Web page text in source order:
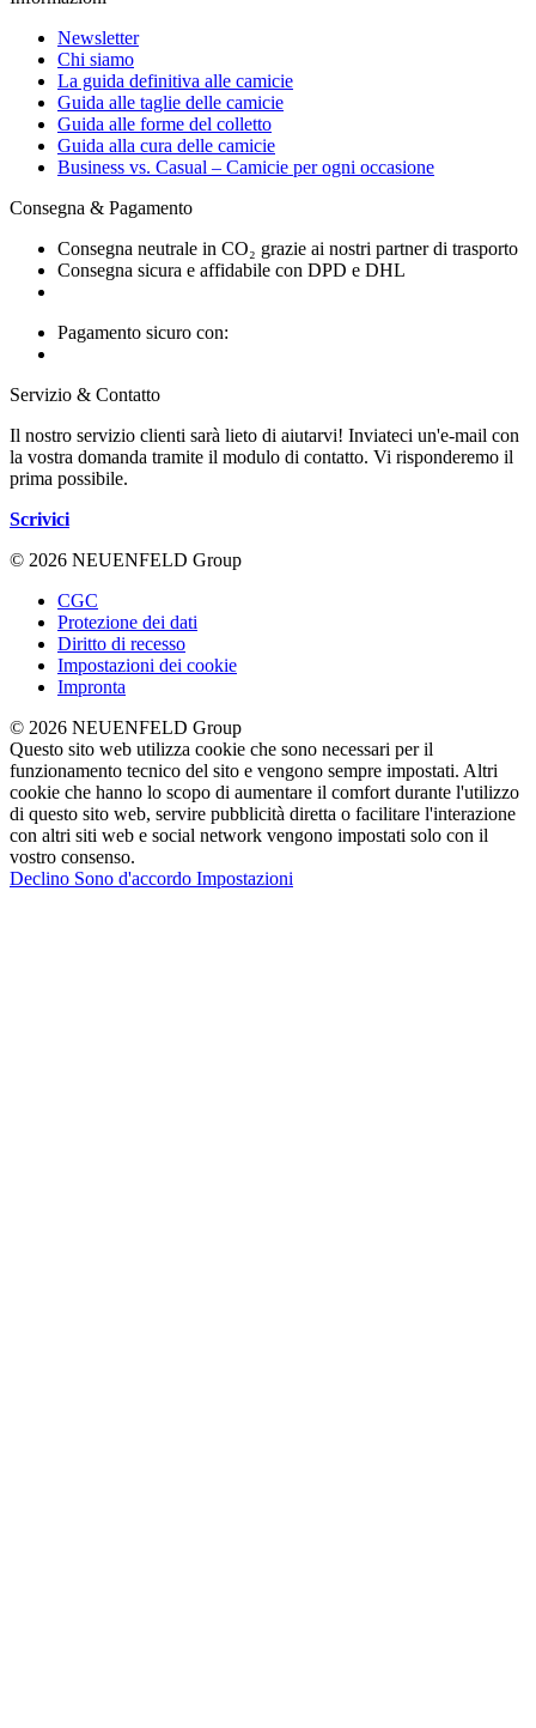
Newsletter
Chi siamo
La guida definitiva alle camicie
Guida alle taglie delle camicie
Guida alle forme del colletto
Guida alla cura delle camicie
Business vs. Casual – Camicie per ogni occasione
Consegna & Pagamento
Consegna neutrale in CO₂ grazie ai nostri partner di trasporto
Consegna sicura e affidabile con DPD e DHL
Pagamento sicuro con:
Servizio & Contatto
Il nostro servizio clienti sarà lieto di aiutarvi! Inviateci un'e-mail con
la vostra domanda tramite il modulo di contatto. Vi risponderemo il
prima possibile.
Scrivici
© 2026 NEUENFELD Group
CGC
Protezione dei dati
Diritto di recesso
Impostazioni dei cookie
Impronta
© 2026 NEUENFELD Group
Questo sito web utilizza cookie che sono necessari per il
funzionamento tecnico del sito e vengono sempre impostati. Altri
cookie che hanno lo scopo di aumentare il comfort durante l'utilizzo
di questo sito web, servire pubblicità diretta o facilitare l'interazione
con altri siti web e social network vengono impostati solo con il
vostro consenso.
Declino Sono d'accordo Impostazioni